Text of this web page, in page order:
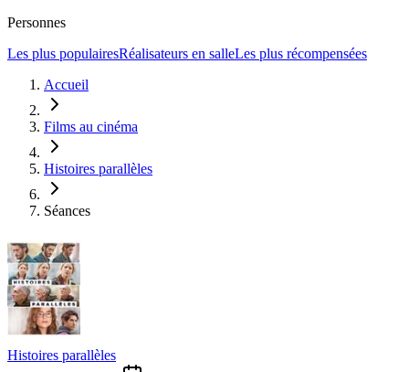
Personnes
Les plus populairesRéalisateurs en salleLes plus récompensées
Accueil
Films au cinéma
Histoires parallèles
Séances
Histoires parallèles